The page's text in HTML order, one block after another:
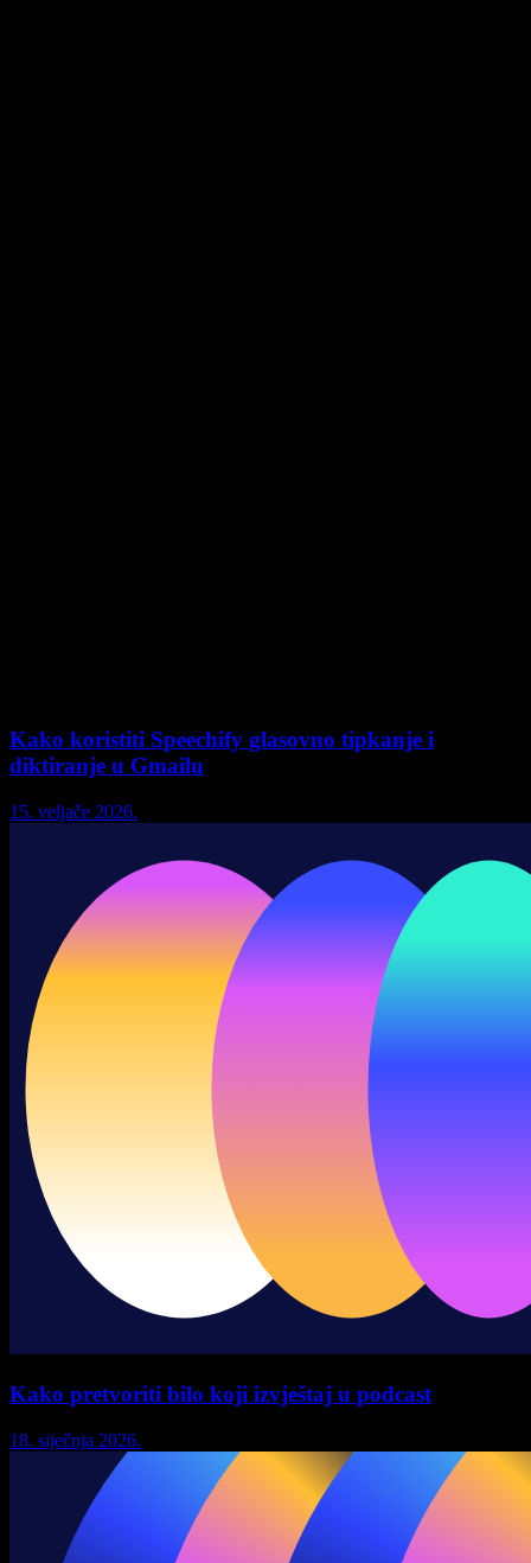
Kako koristiti Speechify glasovno tipkanje i
diktiranje u Gmailu
15. veljače 2026.
Kako pretvoriti bilo koji izvještaj u podcast
18. siječnja 2026.